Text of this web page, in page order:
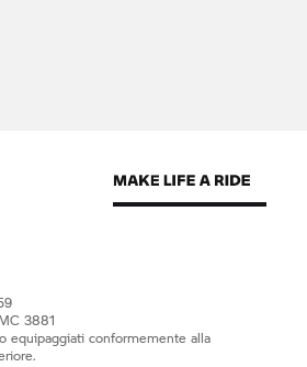
3881
equipaggiati conformemente alla